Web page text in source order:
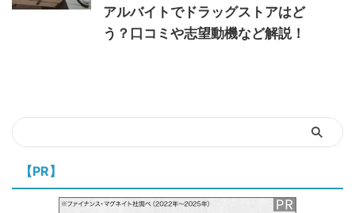
アルバイトでドラッグストアはど
う？口コミや志望動機など解説！
【PR】